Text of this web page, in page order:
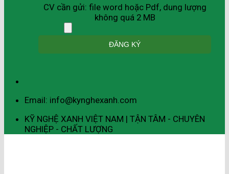
CV cần gửi: file word hoặc Pdf, dung lượng
không quá 2 MB
Email: info@kynghexanh.com
KỸ NGHỆ XANH VIỆT NAM | TẬN TÂM - CHUYÊN
NGHIỆP - CHẤT LƯỢNG